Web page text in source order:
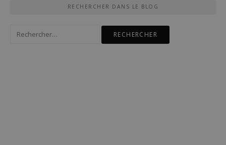
RECHERCHER DANS LE BLOG
Rechercher :